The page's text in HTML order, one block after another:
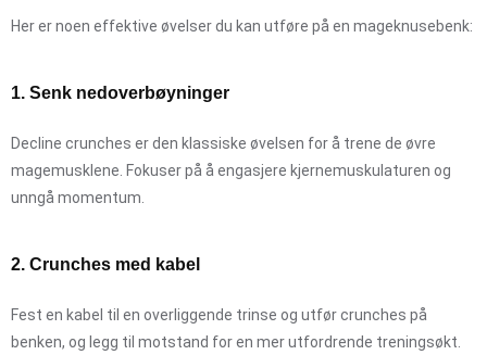
Her er noen effektive øvelser du kan utføre på en mageknusebenk:
1. Senk nedoverbøyninger
Decline crunches er den klassiske øvelsen for å trene de øvre
magemusklene. Fokuser på å engasjere kjernemuskulaturen og
unngå momentum.
2. Crunches med kabel
Fest en kabel til en overliggende trinse og utfør crunches på
benken, og legg til motstand for en mer utfordrende treningsøkt.